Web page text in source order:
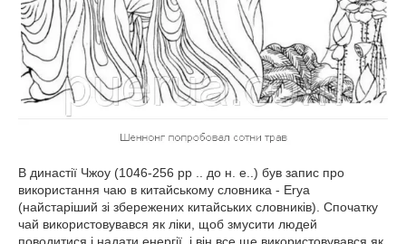
В династії Чжоу (1046-256 рр .. до н. е..) був запис про
використання чаю в китайському словника - Erya
(найстаріший зі збережених китайських словників). Спочатку
чай використовувався як ліки, щоб змусити людей